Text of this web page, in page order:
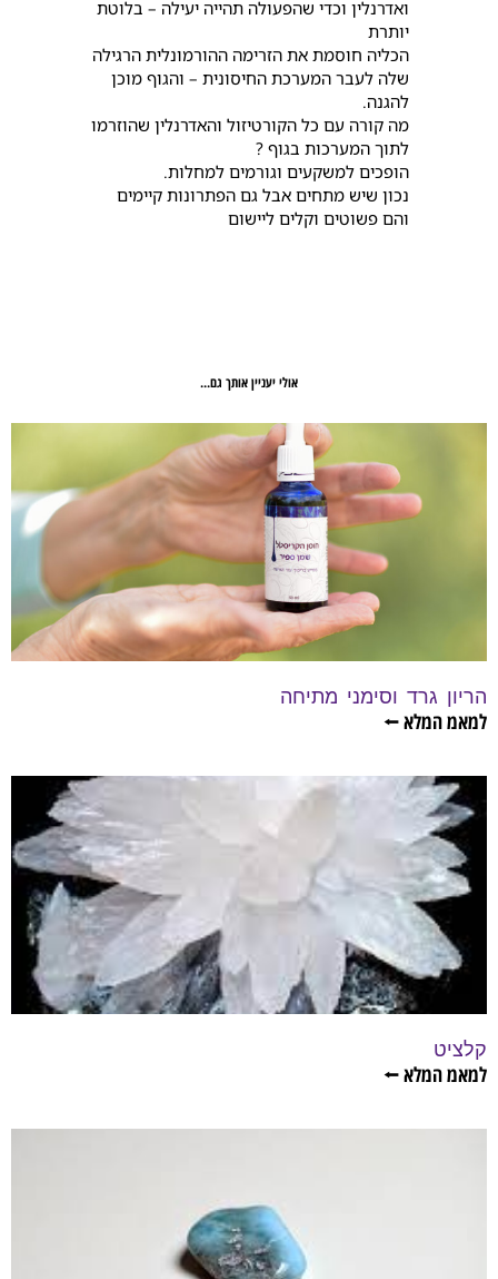
ואדרנלין וכדי שהפעולה תהייה יעילה – בלוטת
יותרת
הכליה חוסמת את הזרימה ההורמונלית הרגילה
שלה לעבר המערכת החיסונית – והגוף מוכן
להגנה.
מה קורה עם כל הקורטיזול והאדרנלין שהוזרמו
לתוך המערכות בגוף ?
הופכים למשקעים וגורמים למחלות.
נכון שיש מתחים אבל גם הפתרונות קיימים
והם פשוטים וקלים ליישום
אולי יעניין אותך גם...
הריון גרד וסימני מתיחה
למאמ המלא ⭠
קלציט
למאמ המלא ⭠